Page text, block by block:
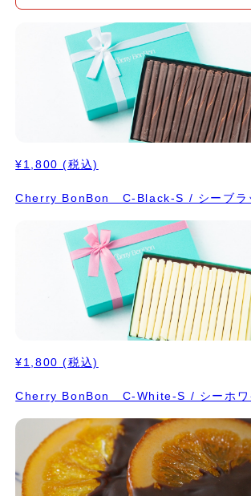
¥1,800 (税込)
Cherry BonBon C-Black-S / シーブラ
¥1,800 (税込)
Cherry BonBon C-White-S / シーホワ